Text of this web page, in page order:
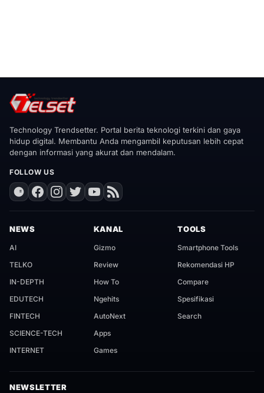
Technology Trendsetter. Portal berita teknologi terkini dan gaya
hidup digital. Membantu Anda mengambil keputusan lebih cepat
dengan informasi yang akurat dan mendalam.
FOLLOW US
NEWS
AI
TELKO
IN-DEPTH
EDUTECH
FINTECH
SCIENCE-TECH
INTERNET
KANAL
Gizmo
Review
How To
Ngehits
AutoNext
Apps
Games
TOOLS
Smartphone Tools
Rekomendasi HP
Compare
Spesifikasi
Search
NEWSLETTER